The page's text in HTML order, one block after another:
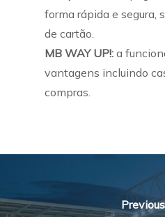
forma rápida e segura,
de cartão.
MB WAY UP!: a
vantagens incluindo
compras.